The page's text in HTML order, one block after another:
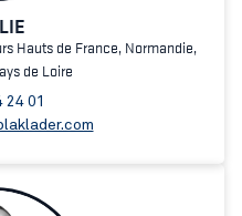
Hauts de France, Normandie,
de Loire
24 01